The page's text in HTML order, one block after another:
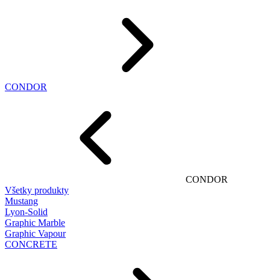
CONDOR
CONDOR
Všetky produkty
Mustang
Lyon-Solid
Graphic Marble
Graphic Vapour
CONCRETE